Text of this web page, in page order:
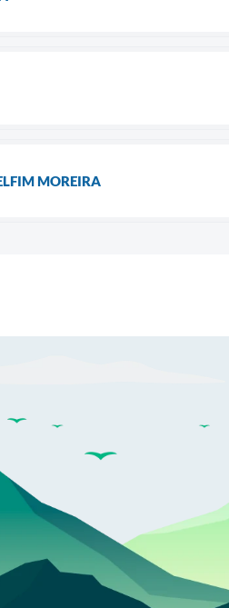
MOREIRA